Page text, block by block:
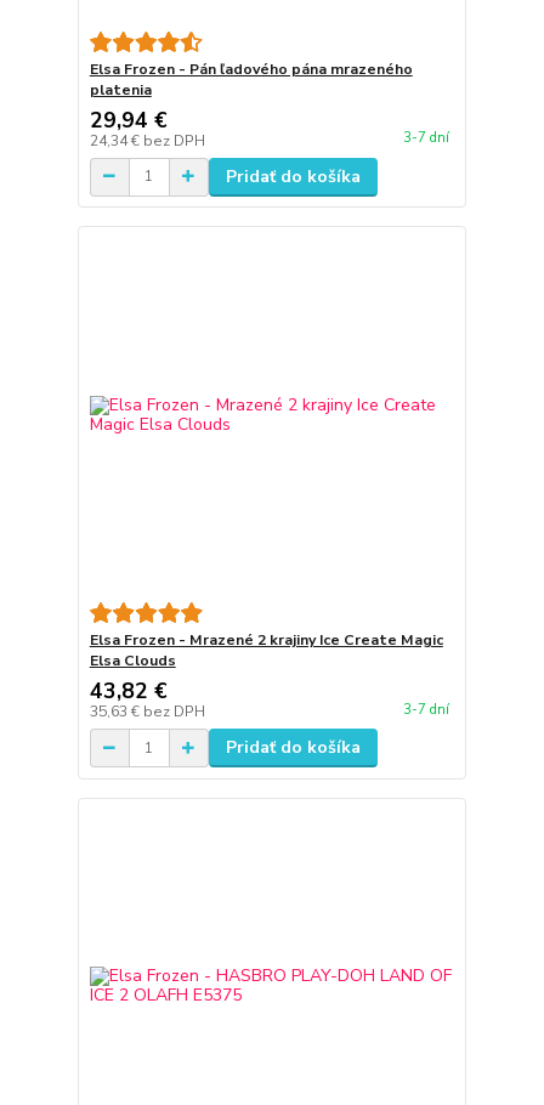
Elsa Frozen - Pán ľadového pána mrazeného
platenia
29,94 €
24,34 € bez DPH 3-7 dní
Pridať do košíka
Elsa Frozen - Mrazené 2 krajiny Ice Create Magic
Elsa Clouds
43,82 €
35,63 € bez DPH 3-7 dní
Pridať do košíka